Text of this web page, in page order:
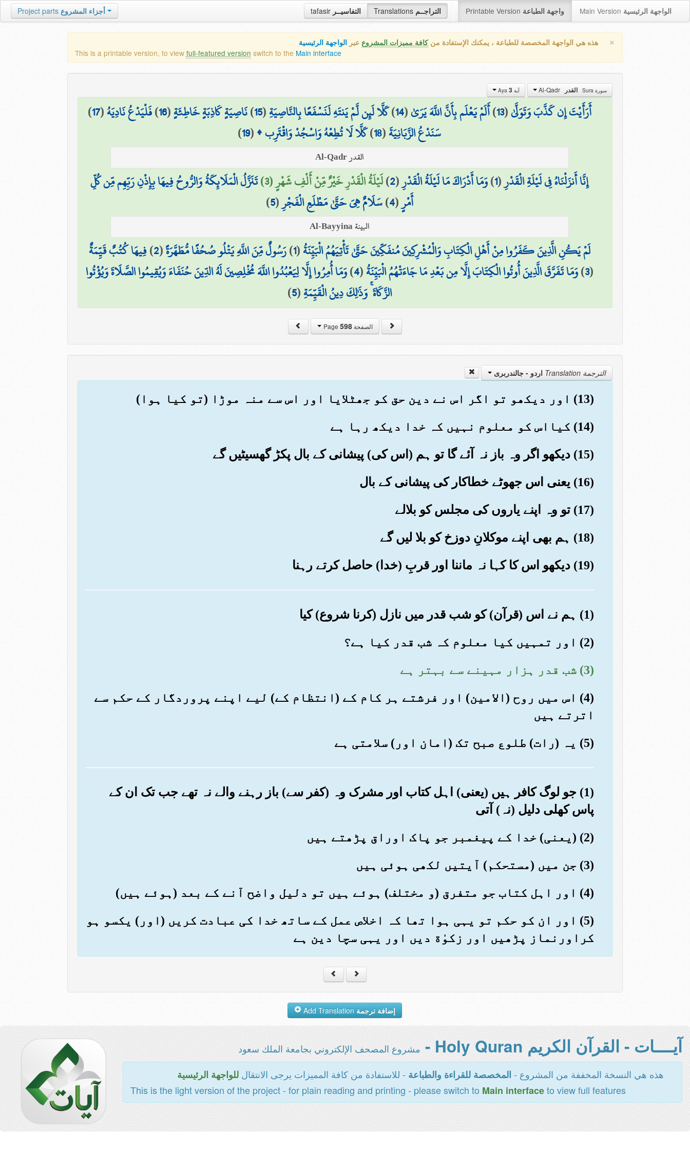
tafasir التفاسيــر Translations التراجــم Printable Version واجهة الطباعة Main Version الواجهة الرئيسية Project parts أجزاء المشروع
× هذه هي الواجهة المخصصة للطباعة ، يمكنك الإستفادة منكافة مميزات المشروع عبر الواجهة الرئيسية
This is a printable version, to view full-featured version switch to the Main interface
سورة Sura القدر آية Aya 3
أَرَأَيْتَ إِن كَذَّبَ وَتَوَلَّىٰ(
13
)أَلَمْ يَعْلَم بِأَنَّ اللَّهَ يَرَىٰ(
14
)كَلَّا لَئِن لَّمْ يَنتَهِ لَنَسْفَعًا بِالنَّاصِيَةِ(
15
)نَاصِيَةٍ كَاذِبَةٍ خَاطِئَةٍ(
16
)فَلْيَدْعُ نَادِيَهُ(
17
)
سَنَدْعُ الزَّبَانِيَةَ(
18
)كَلَّا لَا تُطِعْهُ وَاسْجُدْ وَاقْتَرِب ۩(
19
)
القدر Al-Qadr
إِنَّا أَنزَلْنَاهُ فِي لَيْلَةِ الْقَدْرِ(
1
)وَمَا أَدْرَاكَ مَا لَيْلَةُ الْقَدْرِ(
2
)لَيْلَةُ الْقَدْرِ خَيْرٌ مِّنْ أَلْفِ شَهْرٍ (3) تَنَزَّلُ الْمَلَائِكَةُ وَالرُّوحُ فِيهَا بِإِذْنِ رَبِّهِم مِّن كُلِّ
أَمْرٍ(
4
)سَلَامٌ هِيَ حَتَّىٰ مَطْلَعِ الْفَجْرِ(
5
)
البينة Al-Bayyina
لَمْ يَكُنِ الَّذِينَ كَفَرُوا مِنْ أَهْلِ الْكِتَابِ وَالْمُشْرِكِينَ مُنفَكِّينَ حَتَّىٰ تَأْتِيَهُمُ الْبَيِّنَةُ(
1
)رَسُولٌ مِّنَ اللَّهِ يَتْلُو صُحُفًا مُّطَهَّرَةً(
2
)فِيهَا كُتُبٌ قَيِّمَةٌ
(
3
)وَمَا تَفَرَّقَ الَّذِينَ أُوتُوا الْكِتَابَ إِلَّا مِن بَعْدِ مَا جَاءَتْهُمُ الْبَيِّنَةُ(
4
)وَمَا أُمِرُوا إِلَّا لِيَعْبُدُوا اللَّهَ مُخْلِصِينَ لَهُ الدِّينَ حُنَفَاءَ وَيُقِيمُوا الصَّلَاةَ وَيُؤْتُوا
الزَّكَاةَ ۚ وَذَٰلِكَ دِينُ الْقَيِّمَةِ(
5
)
الصفحة Page598
الترجمة Translation اردو - جالندربرى
(13) اور دیکھو تو اگر اس نے دین حق کو جھٹلایا اور اس سے منہ موڑا (تو کیا ہوا)
(14) کیااس کو معلوم نہیں کہ خدا دیکھ رہا ہے
(15) دیکھو اگر وہ باز نہ آئے گا تو ہم (اس کی) پیشانی کے بال پکڑ گھسیٹیں گے
(16) یعنی اس جھوٹے خطاکار کی پیشانی کے بال
(17) تو وہ اپنے یاروں کی مجلس کو بلالے
(18) ہم بھی اپنے موکلانِ دوزخ کو بلا لیں گے
(19) دیکھو اس کا کہا نہ ماننا اور قربِ (خدا) حاصل کرتے رہنا
(1) ہم نے اس (قرآن) کو شب قدر میں نازل (کرنا شروع) کیا
(2) اور تمہیں کیا معلوم کہ شب قدر کیا ہے؟
(3) شب قدر ہزار مہینے سے بہتر ہے
(4) اس میں روح (الامین) اور فرشتے ہر کام کے (انتظام کے) لیے اپنے پروردگار کے حکم سے
اترتے ہیں
(5) یہ (رات) طلوع صبح تک (امان اور) سلامتی ہے
(1) جو لوگ کافر ہیں (یعنی) اہل کتاب اور مشرک وہ (کفر سے) باز رہنے والے نہ تھے جب تک ان کے
پاس کھلی دلیل (نہ) آتی
(2) (یعنی) خدا کے پیغمبر جو پاک اوراق پڑھتے ہیں
(3) جن میں (مستحکم) آیتیں لکھی ہوئی ہیں
(4) اور اہل کتاب جو متفرق (و مختلف) ہوئے ہیں تو دلیل واضح آنے کے بعد (ہوئے ہیں)
(5) اور ان کو حکم تو یہی ہوا تھا کہ اخلاص عمل کے ساتھ خدا کی عبادت کریں (اور) یکسو ہو
کراورنماز پڑھیں اور زکوٰة دیں اور یہی سچا دین ہے
إضافة ترجمة
آيــــات - القرآن الكريم Holy Quran - مشروع المصحف الإلكتروني بجامعة الملك سعود
هذه هي النسخة المخففة من المشروع - المخصصة للقراءة والطباعة - للاستفادة من كافة المميزات يرجى الانتقالللواجهة الرئيسية
This is the light version of the project - for plain reading and printing - please switch to Main interfaceto view full features